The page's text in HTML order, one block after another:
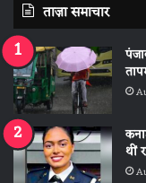
ताज़ा समाचार
थीं